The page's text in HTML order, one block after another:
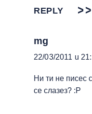
REPLY
mg
22/03/2011 u
Ни ти не писес
се слазез? :P